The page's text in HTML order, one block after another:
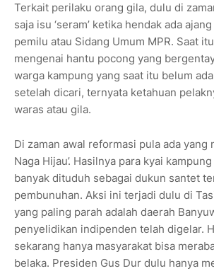
Terkait perilaku orang gila, dulu di
saja isu ‘seram’ ketika hendak ada
pemilu atau Sidang Umum MPR. Saat
mengenai hantu pocong yang
warga kampung yang saat itu belum
setelah dicari, ternyata ketahuan
waras atau gila.
Di zaman awal reformasi pula ada yang
Naga Hijau’. Hasilnya para kyai
banyak dituduh sebagai dukun santet
pembunuhan. Aksi ini terjadi dulu di
yang paling parah adalah daerah
penyelidikan indipenden telah digelar.
sekarang hanya masyarakat bisa
belaka. Presiden Gus Dur dulu hanya